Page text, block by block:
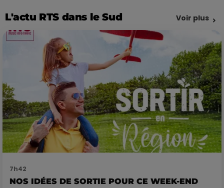
L'actu RTS dans le Sud Voir plus
7h42
NOS IDÉES DE SORTIE POUR CE WEEK-END